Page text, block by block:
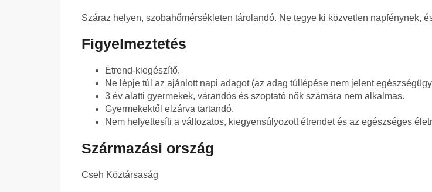
Száraz helyen, szobahőmérsékleten tárolandó. Ne tegye ki közvetlen napfénynek,
Figyelmeztetés
Étrend-kiegészítő.
Ne lépje túl az ajánlott napi adagot (az adag túllépése nem jelent
3 év alatti gyermekek, várandós és szoptató nők számára nem alkalmas.
Gyermekektől elzárva tartandó.
Nem helyettesíti a változatos, kiegyensúlyozott étrendet és az egészséges
Származási ország
Cseh Köztársaság